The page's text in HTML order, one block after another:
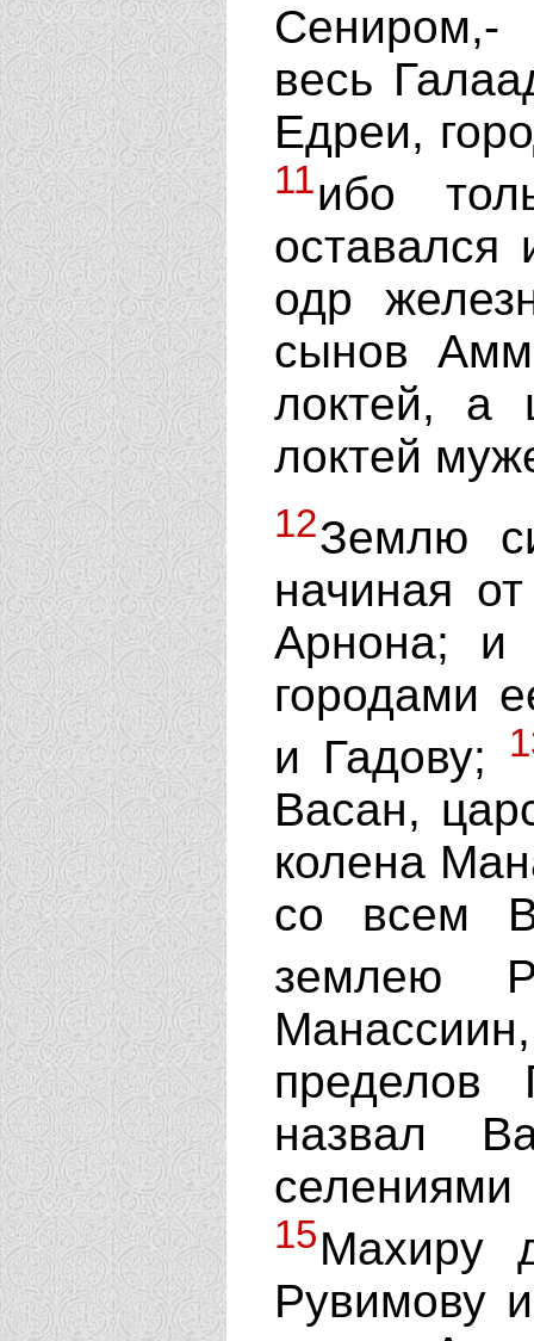
Сениром,-
весь
Едреи,
11ибо
одр
сынов
локтей, а
локтей
12Землю
начиная
Арнона; и
городами
и Гадову;
Васан,
колена
со всем
землею
пределов
назвал
15Махиру
Рувимову